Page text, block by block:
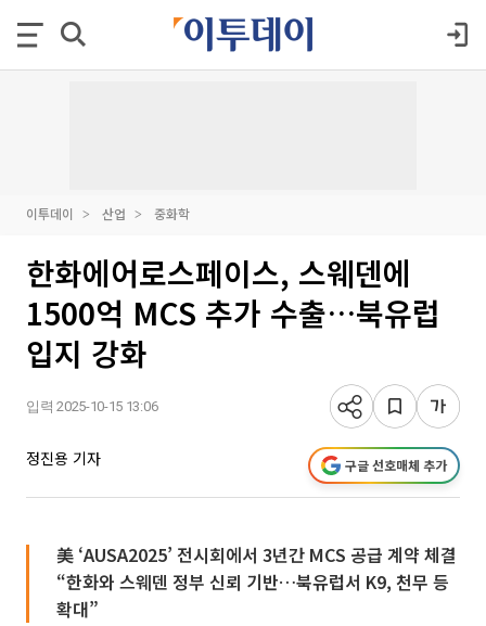
이투데이 산업 중화학
한화에어로스페이스, 스웨덴에
1500억 MCS 추가 수출…북유럽
입지 강화
입력 2025-10-15 13:06
정진용 기자 구글 선호매체 추가
美 ‘AUSA2025’ 전시회에서 3년간 MCS 공급 계약 체결
“한화와 스웨덴 정부 신뢰 기반…북유럽서 K9, 천무 등
확대”